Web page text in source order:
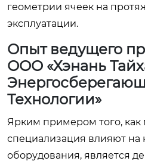
геометрии ячеек на
эксплуатации.
Опыт ведущего
ООО «Хэнань
Технологии»
Ярким примером того,
специализация влияют на
оборудования, является